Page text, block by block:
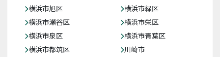
横浜市旭区
横浜市緑区
横浜市瀬谷区
横浜市栄区
横浜市泉区
横浜市青葉区
横浜市都筑区
川崎市